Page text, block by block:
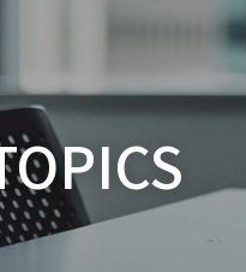
定款
電
よ
IR
商品 外
ンスに関する
口
IR
IR
商品 外
サ